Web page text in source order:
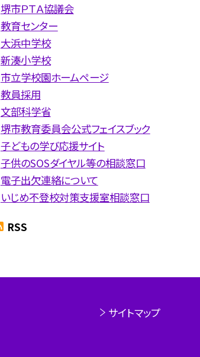
堺市ＰＴＡ協議会
教育センター
大浜中学校
新湊小学校
市立学校園ホームページ
教員採用
文部科学省
堺市教育委員会公式フェイスブック
子どもの学び応援サイト
子供のSOSダイヤル等の相談窓口
電子出欠連絡について
いじめ不登校対策支援室相談窓口
RSS
サイトマップ